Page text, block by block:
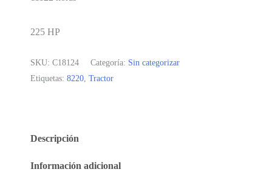
225 HP
SKU: C18124 Categoría: Sin categorizar
Etiquetas: 8220, Tractor
Descripción
Información adicional